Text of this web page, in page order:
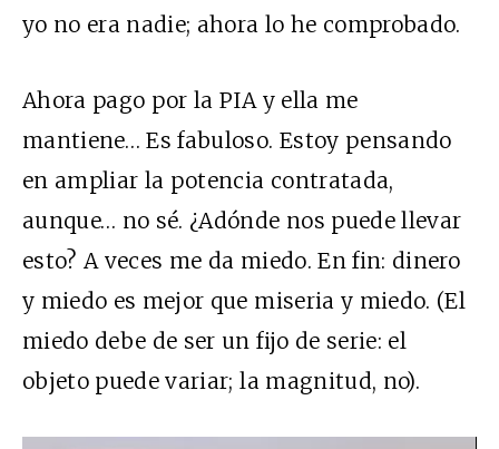
yo no era nadie; ahora lo he comprobado.
Ahora pago por laPIAy ella me
mantiene… Es fabuloso. Estoy pensando
en ampliar la potencia contratada,
aunque… no sé. ¿Adónde nos puede llevar
esto? A veces me da miedo. En fin: dinero
y miedo es mejor que miseria y miedo. (El
miedo debe de ser un fijo de serie: el
objeto puede variar; la magnitud, no).